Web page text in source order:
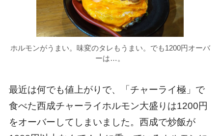
ホルモンがうまい。味変のタレもうまい。でも1200円オーバ
ーは…。
最近は何でも値上がりで、「チャーライ極」で
食べた西成チャーライホルモン大盛りは1200円
をオーバーしてしまいました。西成で炒飯が